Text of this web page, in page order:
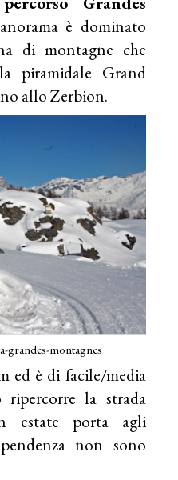
è dominato
di montagne che
piramidale Grand
allo Zerbion.
grandes-montagnes
ed è di facile/media
la strada
estate porta agli
non sono